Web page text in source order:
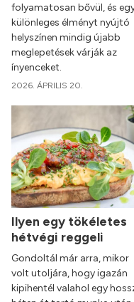
folyamatosan bővül, és
különleges élményt nyújtó
helyszínen mindig újabb
meglepetések várják az
ínyenceket.
2026. ÁPRILIS 20.
Ilyen egy tökéletes
hétvégi reggeli
Gondoltál már arra, mikor
volt utoljára, hogy igazán
kipihentél valahol egy